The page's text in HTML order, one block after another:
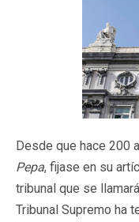
Desde que hace 200
Pepa, fijase en su
tribunal que se
Tribunal Supremo ha